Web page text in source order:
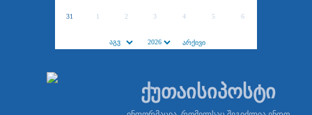
31 1 2 3 4 5 6
ქუთაისიპოსტი